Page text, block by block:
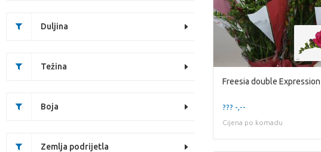
Duljina
Težina
Boja
Zemlja podrijetla
Freesia double Expression
??? -,--
Cijena po komadu